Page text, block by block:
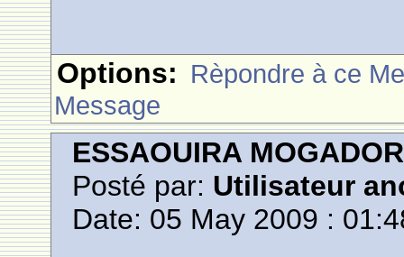
Options: Rèpondre à ce
Message
ESSAOUIRA MOGADOR
Posté par: Utilisateur
Date: 05 May 2009 :